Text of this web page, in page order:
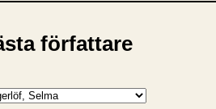
författare